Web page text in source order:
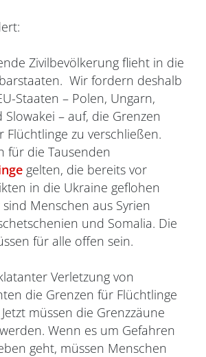
Zivilbevölkerung flieht in die
Wir fordern deshalb
Staaten – Polen, Ungarn,
– auf, die Grenzen
Flüchtlinge zu verschließen.
für die Tausenden
gelten, die bereits vor
in die Ukraine geflohen
Menschen aus Syrien
und Somalia. Die
für alle offen sein.
Verletzung von
die Grenzen für Flüchtlinge
müssen die Grenzzäune
Wenn es um Gefahren
geht, müssen Menschen